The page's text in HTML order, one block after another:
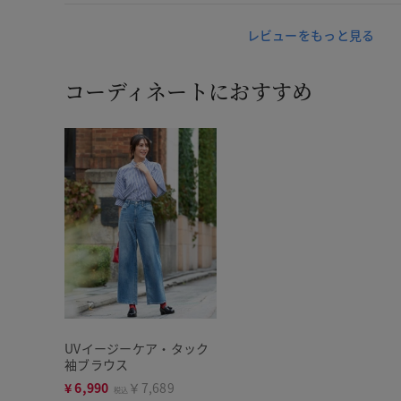
レビューをもっと見る
コーディネートにおすすめ
UVイージーケア・タック
袖ブラウス
¥6,990 税込 ￥7,689